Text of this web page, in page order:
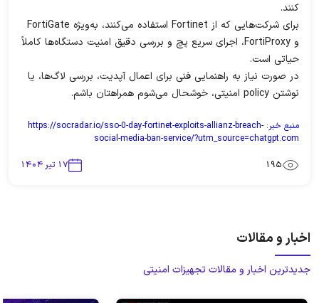
کنند.
برای شرکت‌هایی که از Fortinet استفاده می‌کنند، به‌ویژه FortiGate
و FortiProxy، اجرای سریع پچ و بررسی دقیق امنیت دستگاه‌ها کاملاً
حیاتی است.
در صورت نیاز به راهنمایی فنی برای اعمال آپدیت، بررسی لاگ‌ها، یا
نوشتن policy امنیتی، خوشحال می‌شوم همراهتان باشم.
منبع خبر: https://socradar.io/sso-0-day-fortinet-exploits-allianz-breach-
social-media-ban-service/?utm_source=chatgpt.com
195 ۱۷ تیر ۱۴۰۴
اخبار و مقالات
جدیدترین اخبار و مقالات تجهیزات امنیتی